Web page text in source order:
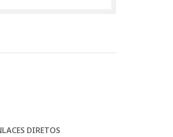
DIRETOS